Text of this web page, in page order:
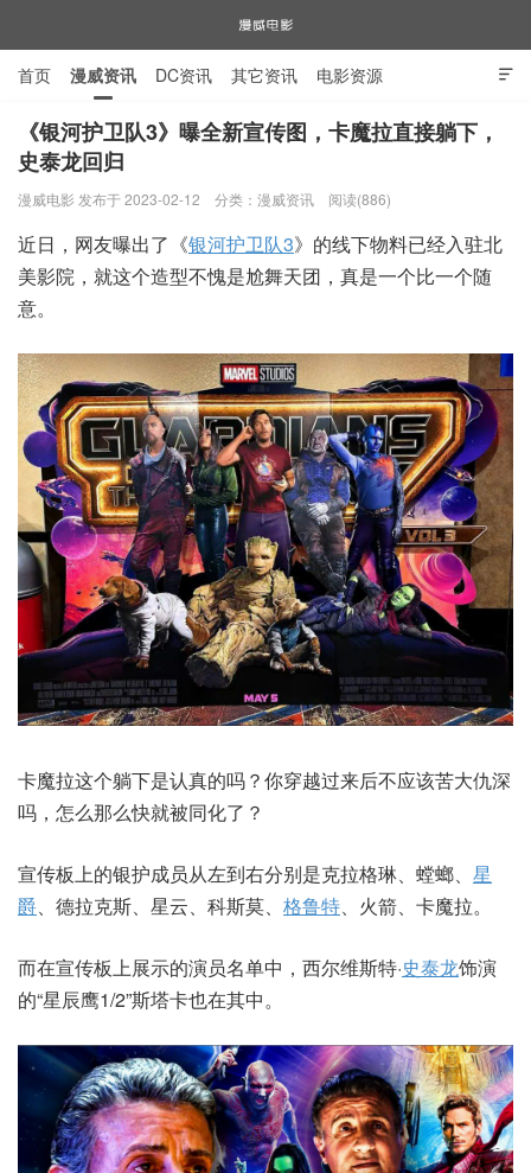
漫威电影

首页 漫威资讯 DC资讯 其它资讯 电影资源
电视剧资源 漫威图片
《银河护卫队3》曝全新宣传图，卡魔拉直接躺下，
史泰龙回归
漫威电影 发布于 2023-02-12 分类： 漫威资讯 阅读(886)
近日，网友曝出了《银河护卫队3》的线下物料已经入驻北
美影院，就这个造型不愧是尬舞天团，真是一个比一个随
意。
卡魔拉这个躺下是认真的吗？你穿越过来后不应该苦大仇深
吗，怎么那么快就被同化了？
宣传板上的银护成员从左到右分别是克拉格琳、螳螂、 星
爵、德拉克斯、星云、科斯莫、 格鲁特、火箭、卡魔拉。
而在宣传板上展示的演员名单中，西尔维斯特·史泰龙饰演
的“星辰鹰1/2”斯塔卡也在其中。